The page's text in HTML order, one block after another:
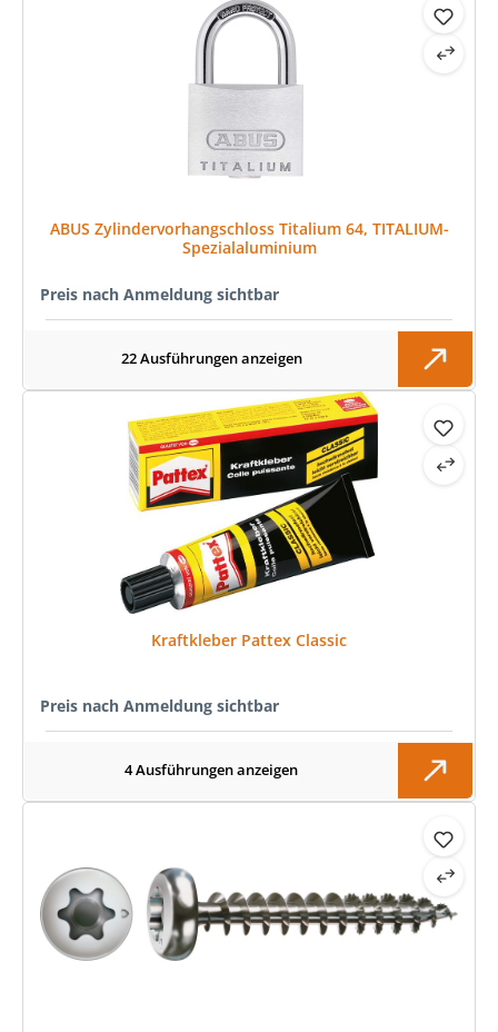
ABUS Zylindervorhangschloss Titalium 64, TITALIUM-
Spezialaluminium
Preis nach Anmeldung sichtbar
22 Ausführungen anzeigen
Kraftkleber Pattex Classic
Preis nach Anmeldung sichtbar
4 Ausführungen anzeigen